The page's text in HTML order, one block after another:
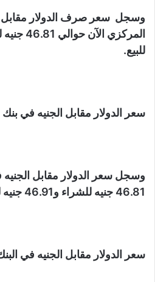
وسجل سعر صرف الدولار مقابل
للبيع.
سعر الدولار مقابل الجنيه في
وسجل سعر الدولار مقابل
46.81 جنيه للشراء و46.91 جنيه للبيع.
سعر الدولار مقابل الجنيه في